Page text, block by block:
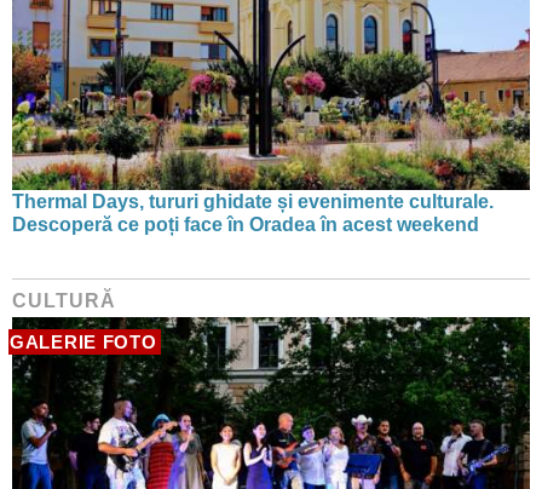
Thermal Days, tururi ghidate și evenimente culturale.
Descoperă ce poți face în Oradea în acest weekend
CULTURĂ
GALERIE FOTO